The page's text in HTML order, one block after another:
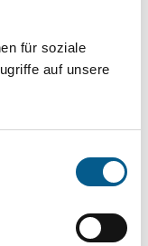
für soziale
auf unsere
Sie
und
Bei der
oder